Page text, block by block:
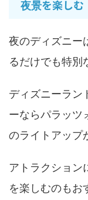
夜景を楽しむ
夜のディズニー
るだけでも特別
ディズニーラン
ーならパラッツ
のライトアップ
アトラクション
を楽しむのもお